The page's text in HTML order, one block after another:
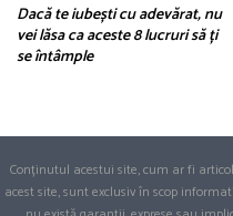
Dacă te iubești cu adevărat, nu
vei lăsa ca aceste 8 lucruri să ți
se întâmple
Conținutul acestui site, cum ar fi
acest site, sunt exclusiv în scop